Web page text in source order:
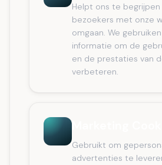
Helpt ons te begrijpen
bezoekers met onze
omgaan. We
informatie om de
en de prestaties van
verbeteren.
Gebruikt om
advertenties te